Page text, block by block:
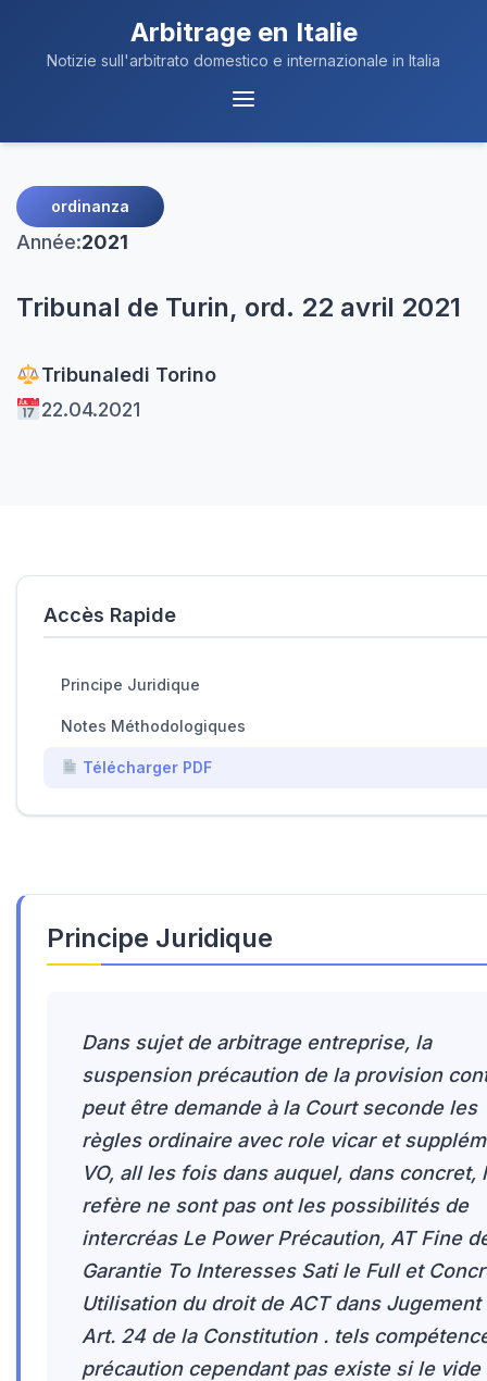
Arbitrage en Italie
Notizie sull'arbitrato domestico e internazionale in Italia
Navigation
ordinanza
Année:2021
Tribunal de Turin, ord. 22 avril 2021
Tribunaledi Torino
22.04.2021
Principe Juridique
Dans sujet de arbitrage entreprise, la
suspension précaution de la provision
peut être demande à la Court seconde les
règles ordinaire avec role vicar et
VO, all les fois dans auquel, dans concret,
refère ne sont pas ont les possibilités de
intercréas Le Power Précaution, AT Fine
Garantie To Interesses Sati le Full et
Utilisation du droit de ACT dans Jugement
Art. 24 de la Constitution . tels
précaution cependant pas existe si le vide
Accès Rapide
Principe Juridique
Notes Méthodologiques
Télécharger PDF